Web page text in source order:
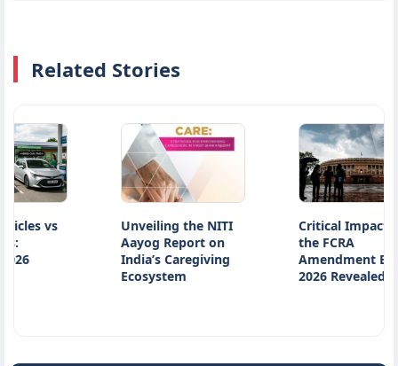
Related Stories
vs
Unveiling the NITI
Aayog Report on
India’s Caregiving
Ecosystem
Critical Impact of
the FCRA
Amendment Bill
2026 Revealed